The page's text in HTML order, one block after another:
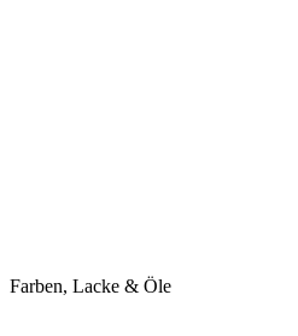
Farben, Lacke & Öle